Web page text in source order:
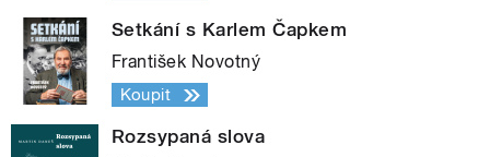
Setkání s Karlem Čapkem
František Novotný
Koupit
Rozsypaná slova